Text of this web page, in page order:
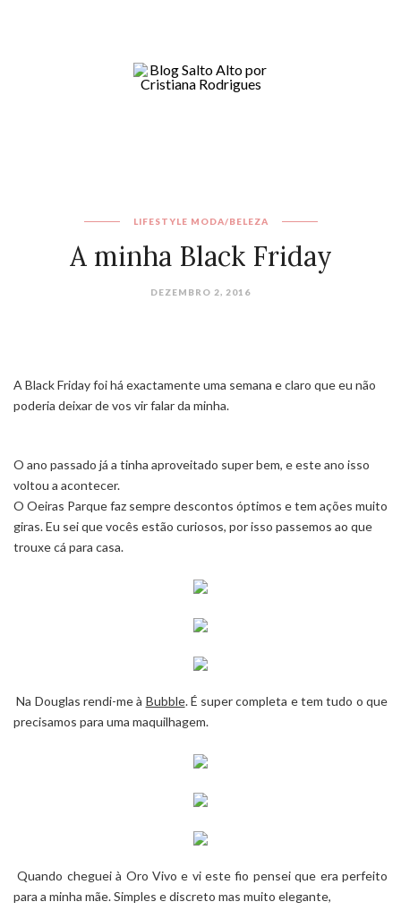
LIFESTYLE MODA/BELEZA
A minha Black Friday
DEZEMBRO 2, 2016
A Black Friday foi há exactamente uma semana e claro que eu não
poderia deixar de vos vir falar da minha.
O ano passado já a tinha aproveitado super bem, e este ano isso
voltou a acontecer.
O Oeiras Parquefaz sempre descontos óptimos e tem ações muito
giras. Eu sei que vocês estão curiosos, por isso passemos ao que
trouxe cá para casa.
Na Douglas rendi-me à Bubble. É super completa e tem tudo o que
precisamos para uma maquilhagem.
Quando cheguei à Oro Vivo e vi este fio pensei que era perfeito
para a minha mãe. Simples e discreto mas muito elegante,